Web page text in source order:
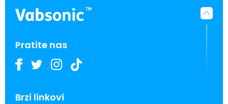
Pratite nas
Brzi linkovi